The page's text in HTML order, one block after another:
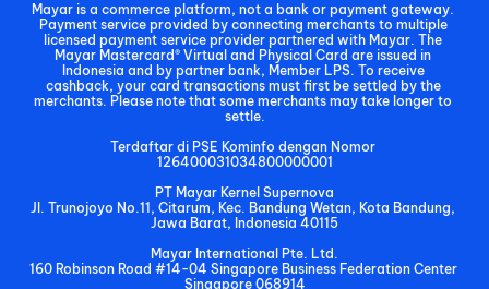
Mayar is a commerce platform, not a bank or payment gateway.
Payment service provided by connecting merchants to multiple
licensed payment service provider partnered with Mayar. The
Mayar Mastercard® Virtual and Physical Card are issued in
Indonesia and by partner bank, Member LPS. To receive
cashback, your card transactions must first be settled by the
merchants. Please note that some merchants may take longer to
settle.
Terdaftar di PSE Kominfo dengan Nomor
126400031034800000001
PT Mayar Kernel Supernova
Jl. Trunojoyo No.11, Citarum, Kec. Bandung Wetan, Kota Bandung,
Jawa Barat, Indonesia 40115
Mayar International Pte. Ltd.
160 Robinson Road #14-04 Singapore Business Federation Center
Singapore 068914